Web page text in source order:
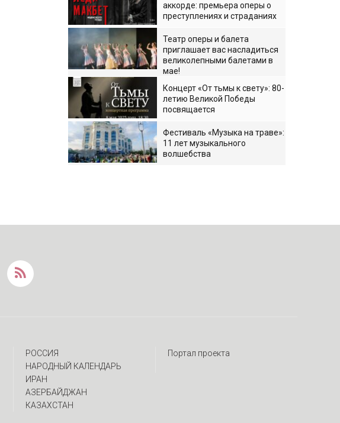
аккорде: премьера оперы о
преступлениях и страданиях
Театр оперы и балета
приглашает вас насладиться
великолепными балетами в
мае!
Концерт «От тьмы к свету»: 80-
летию Великой Победы
посвящается
Фестиваль «Музыка на траве»:
11 лет музыкального
волшебства
РОССИЯ
НАРОДНЫЙ КАЛЕНДАРЬ
ИРАН
АЗЕРБАЙДЖАН
КАЗАХСТАН
Портал проекта